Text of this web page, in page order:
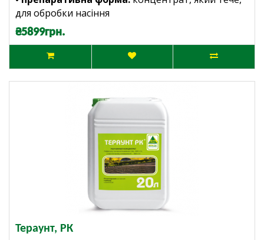
для обробки насіння
₴5899грн.
Тераунт, РК